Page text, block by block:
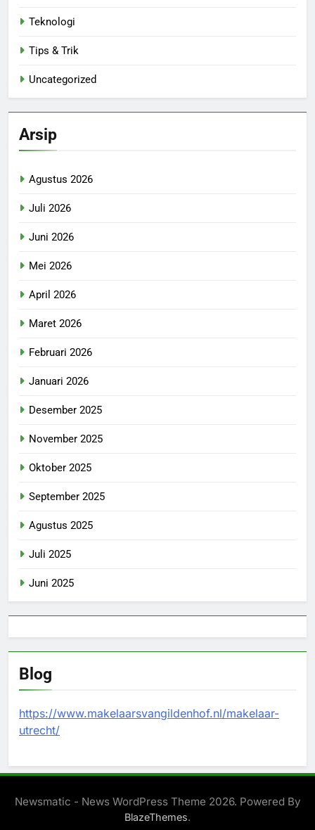
Teknologi
Tips & Trik
Uncategorized
Arsip
Agustus 2026
Juli 2026
Juni 2026
Mei 2026
April 2026
Maret 2026
Februari 2026
Januari 2026
Desember 2025
November 2025
Oktober 2025
September 2025
Agustus 2025
Juli 2025
Juni 2025
Blog
https://www.makelaarsvangildenhof.nl/makelaar-
utrecht/
Newsmatic - News WordPress Theme 2026. Powered By
BlazeThemes.